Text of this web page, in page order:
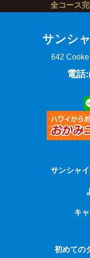
全コース
サンシ
642 Cooke
電話
サンシャ
キ
初めての